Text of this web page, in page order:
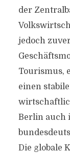
der
jedoch
Tourismus,
einen
Berlin auch
Die globale